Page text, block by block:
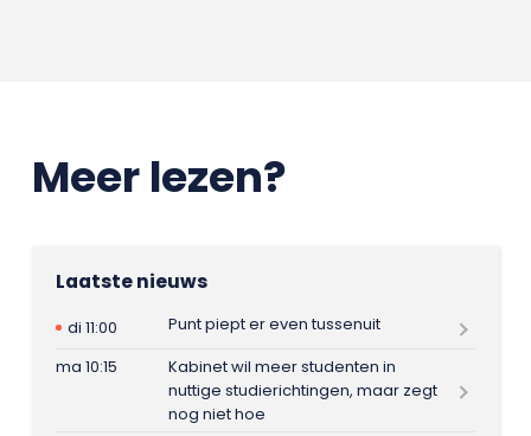
Meer lezen?
Laatste nieuws
di 11:00
Punt piept er even tussenuit
ma 10:15
Kabinet wil meer studenten in
nuttige studierichtingen, maar zegt
nog niet hoe